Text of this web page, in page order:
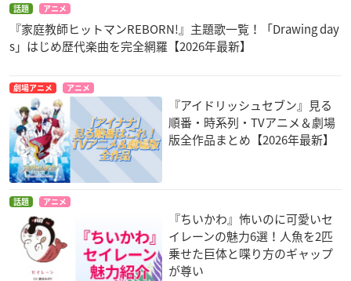
話題 アニメ
『家庭教師ヒットマンREBORN!』主題歌一覧！「Drawing day
s」はじめ歴代楽曲を完全網羅【2026年最新】
劇場アニメ アニメ
『アイドリッシュセブン』見る
順番・時系列・TVアニメ＆劇場
版全作品まとめ【2026年最新】
話題 アニメ
『ちいかわ』怖いのに可愛いセ
イレーンの魅力6選！人魚を2匹
乗せた巨体と喋り方のギャップ
が尊い